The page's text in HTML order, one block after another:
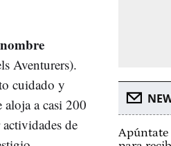
Aventurers).
cuidado y
aloja a casi 200
de
Apúntate